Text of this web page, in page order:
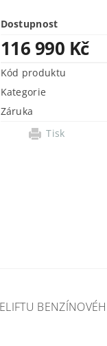
Dostupnost
116 990 Kč
Kód produktu
Kategorie
Záruka
Tisk